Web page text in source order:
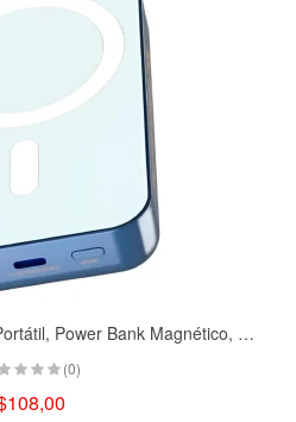
Carregador Por Indução Portátil, Power Bank Magnético, 10.000 MAh
(0)